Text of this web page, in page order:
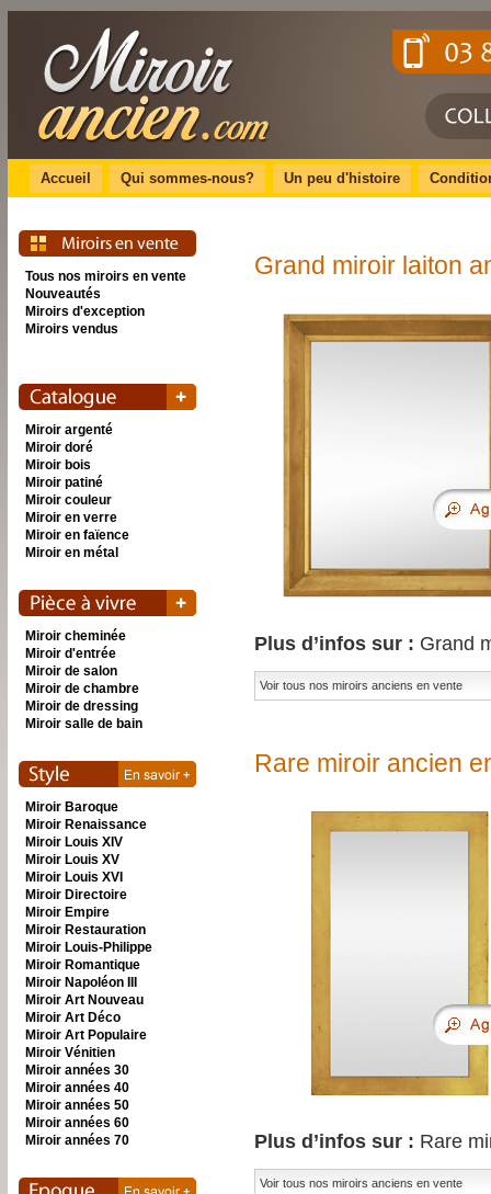
Accueil Qui sommes-nous? Un peu d'histoire
Grand miroir laiton
Plus d’infos sur : Grand
Voir tous nos miroirs anciens en vente
Rare miroir ancien
Plus d’infos sur : Rare
Voir tous nos miroirs anciens en vente
Tous nos miroirs en vente
Nouveautés
Miroirs d'exception
Miroirs vendus
Miroir argenté
Miroir doré
Miroir bois
Miroir patiné
Miroir couleur
Miroir en verre
Miroir en faïence
Miroir en métal
Miroir cheminée
Miroir d'entrée
Miroir de salon
Miroir de chambre
Miroir de dressing
Miroir salle de bain
Miroir Baroque
Miroir Renaissance
Miroir Louis XIV
Miroir Louis XV
Miroir Louis XVI
Miroir Directoire
Miroir Empire
Miroir Restauration
Miroir Louis-Philippe
Miroir Romantique
Miroir Napoléon III
Miroir Art Nouveau
Miroir Art Déco
Miroir Art Populaire
Miroir Vénitien
Miroir années 30
Miroir années 40
Miroir années 50
Miroir années 60
Miroir années 70